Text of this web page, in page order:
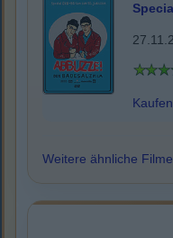
Kaufen
Weitere ähnliche Filme